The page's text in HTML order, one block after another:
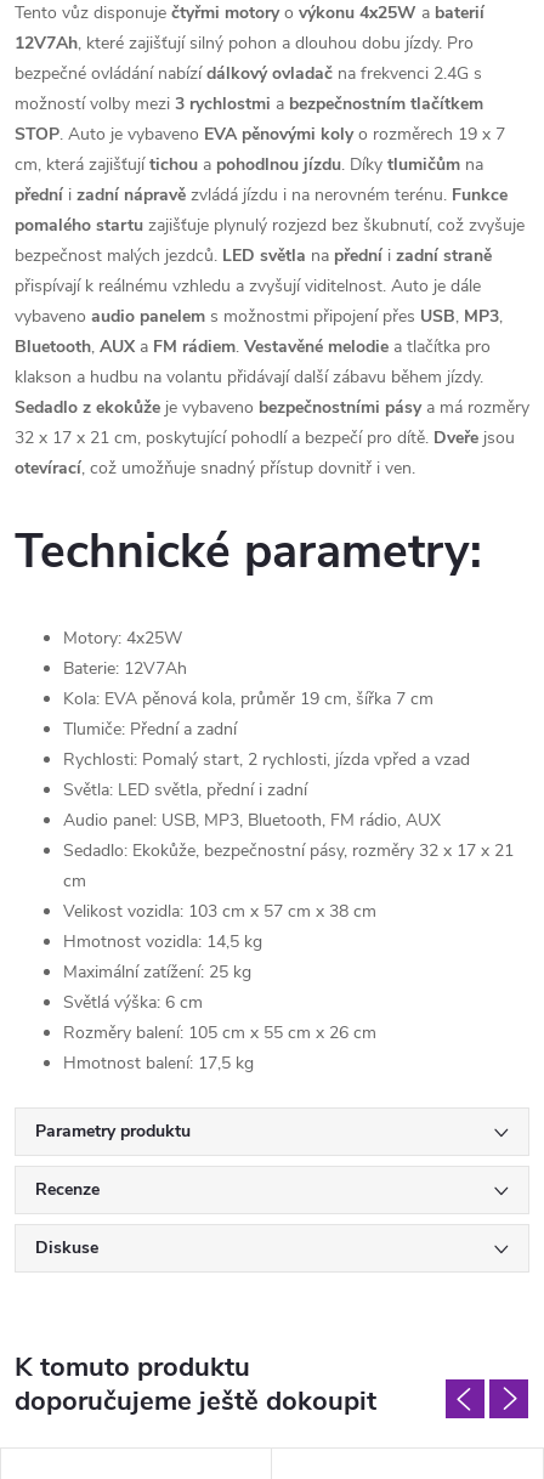
Tento vůz disponuje čtyřmi motoryo výkonu 4x25W a baterií
12V7Ah, které zajišťují silný pohon a dlouhou dobu jízdy. Pro
bezpečné ovládání nabízídálkový ovladač na frekvenci 2.4G s
možností volby mezi 3 rychlostmi a bezpečnostním tlačítkem
STOP. Auto je vybaveno EVA pěnovými kolyo rozměrech 19 x 7
cm, která zajišťujítichou a pohodlnou jízdu. Díky tlumičům na
přední i zadní nápravě zvládá jízdu i na nerovném terénu. Funkce
pomalého startu zajišťuje plynulý rozjezd bez škubnutí, což zvyšuje
bezpečnost malých jezdců. LED světla na přední i zadní straně
přispívají k reálnému vzhledu a zvyšují viditelnost. Auto je dále
vybaveno audio panelem s možnostmi připojení přes USB, MP3,
Bluetooth, AUX a FM rádiem. Vestavěné melodie a tlačítka pro
klakson a hudbu na volantu přidávají další zábavu během jízdy.
Sedadlo z ekokůže je vybaveno bezpečnostními pásya má rozměry
32 x 17 x 21 cm, poskytující pohodlí a bezpečí pro dítě. Dveře jsou
otevírací, což umožňuje snadný přístup dovnitř i ven.
Technické parametry:
Motory: 4x25W
Baterie: 12V7Ah
Kola: EVA pěnová kola, průměr 19 cm, šířka 7 cm
Tlumiče: Přední a zadní
Rychlosti: Pomalý start, 2 rychlosti, jízda vpřed a vzad
Světla: LED světla, přední i zadní
Audio panel: USB, MP3, Bluetooth, FM rádio, AUX
Sedadlo: Ekokůže, bezpečnostní pásy, rozměry 32 x 17 x 21
cm
Velikost vozidla: 103 cm x 57 cm x 38 cm
Hmotnost vozidla: 14,5 kg
Maximální zatížení: 25 kg
Světlá výška: 6 cm
Rozměry balení: 105 cm x 55 cm x 26 cm
Hmotnost balení: 17,5 kg
Parametry produktu
Recenze
Diskuse
K tomuto produktu
doporučujeme ještě dokoupit